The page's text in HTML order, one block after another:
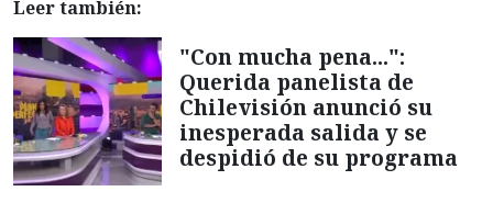
Leer también:
"Con mucha pena...":
Querida panelista de
Chilevisión anunció su
inesperada salida y se
despidió de su programa